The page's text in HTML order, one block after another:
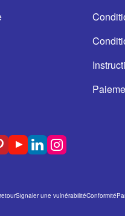
Signaler une vulnérabilitéConformité